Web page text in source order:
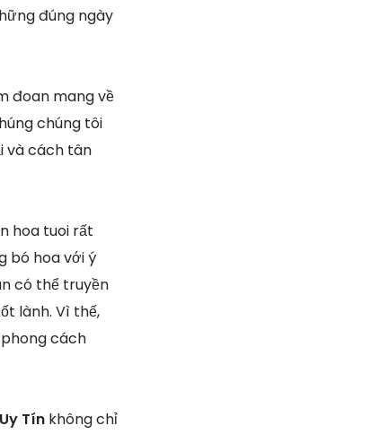
đúng ngày
đoan mang về
chúng tôi
và cách tân
hoa tuoi rất
bó hoa với ý
có thể truyền
lành. Vì thế,
cách
Tín không chỉ